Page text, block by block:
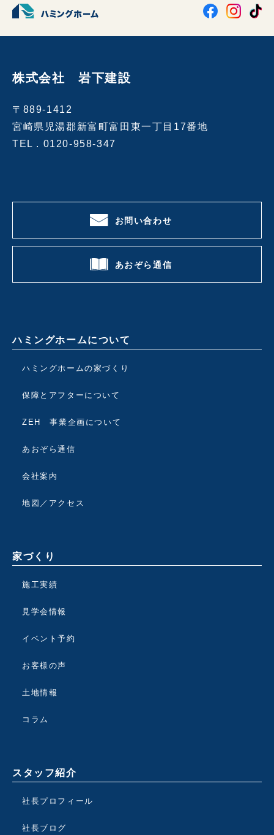
株式会社 岩下建設
〒889-1412
宮崎県児湯郡新富町富田東一丁目17番地
TEL . 0120-958-347
お問い合わせ
あおぞら通信
ハミングホームについて
ハミングホームの家づくり
保障とアフターについて
ZEH 事業企画について
あおぞら通信
会社案内
地図／アクセス
家づくり
施工実績
見学会情報
イベント予約
お客様の声
土地情報
コラム
スタッフ紹介
社長プロフィール
社長ブログ